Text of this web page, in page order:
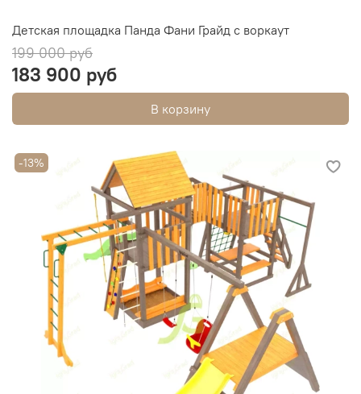
Детская площадка Панда Фани Грайд с воркаут
199 000 руб
183 900 руб
В корзину
-13%